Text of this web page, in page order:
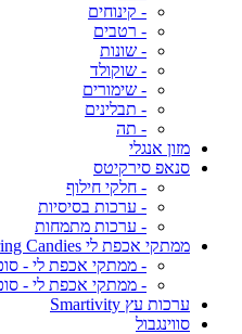
- קינוחים
- רטבים
- שונות
- שוקולד
- שימורים
- תבלינים
- תה
מזון אנגלי
סנאפ סירקיטס
- חלקי חילוף
- ערכות בסיסיות
- ערכות מתמחות
ממתקי אכפת לי Caring Candies
- ממתקי אכפת לי -
- ממתקי אכפת לי -
ערכות עץ Smartivity
סווינגבול